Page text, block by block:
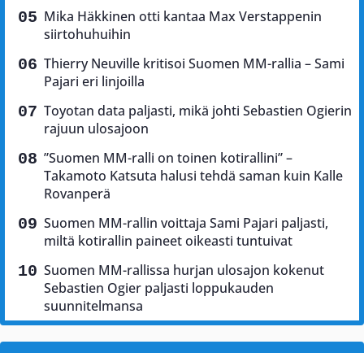
Mika Häkkinen otti kantaa Max Verstappenin
siirtohuhuihin
Thierry Neuville kritisoi Suomen MM-rallia – Sami
Pajari eri linjoilla
Toyotan data paljasti, mikä johti Sebastien Ogierin
rajuun ulosajoon
”Suomen MM-ralli on toinen kotirallini” –
Takamoto Katsuta halusi tehdä saman kuin Kalle
Rovanperä
Suomen MM-rallin voittaja Sami Pajari paljasti,
miltä kotirallin paineet oikeasti tuntuivat
Suomen MM-rallissa hurjan ulosajon kokenut
Sebastien Ogier paljasti loppukauden
suunnitelmansa